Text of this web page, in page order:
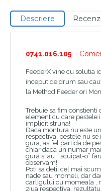
Descriere
0741.016.105 –
FeederX vine cu solutia
inceput de drum sau
la Method Feeder ori
Trebuie sa fim
element cu care pestele
implicit struna!
Daca montura nu este
respectiva, pestele nu
gura, astfel partida de
chiar daca un numar
gura si au “ scuipat-o”
observam!
Poti sa detii cel mai
nade sau momeli, dar
carligului cu momeala ,
ziua respectiva,